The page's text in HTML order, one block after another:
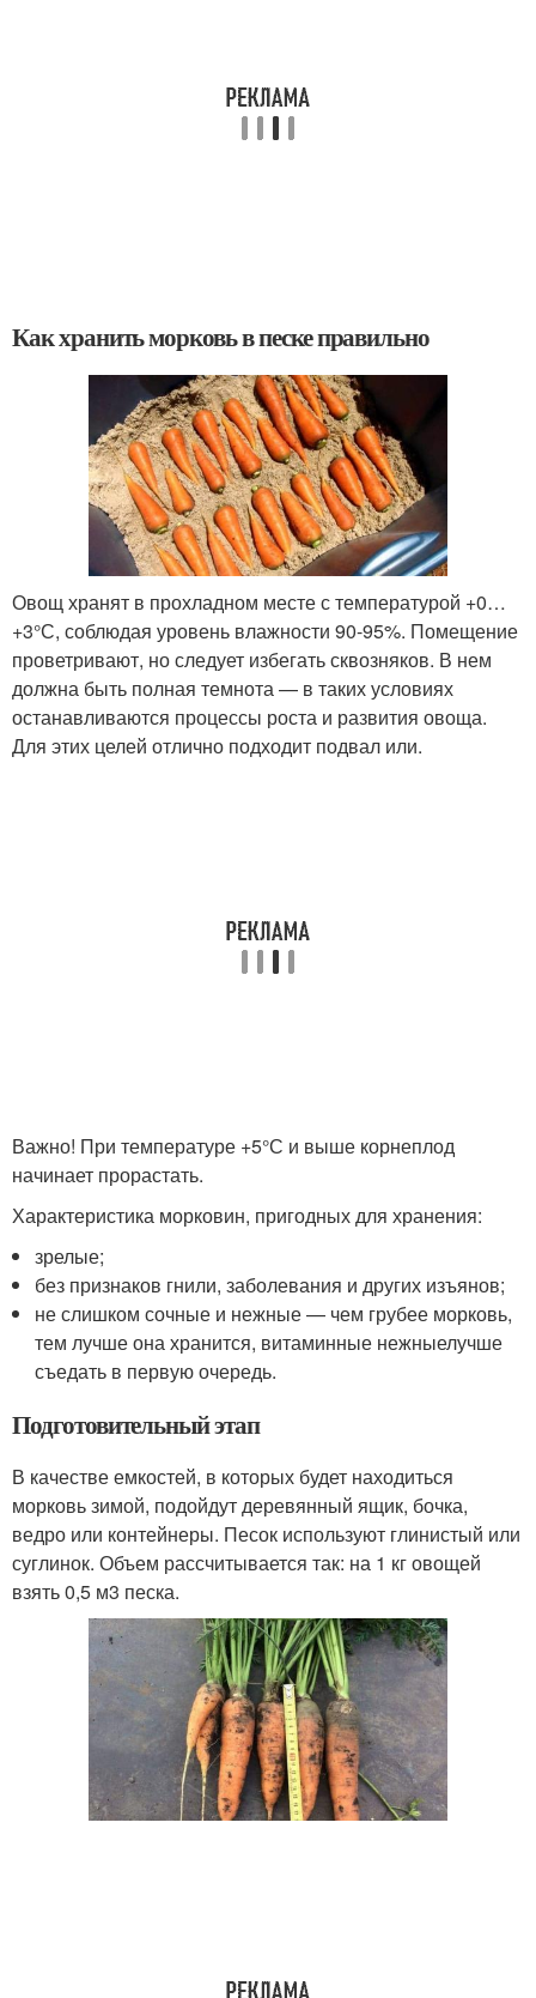
Как хранить морковь в песке правильно
Овощ хранят в прохладном месте с температурой +0…
+3°С, соблюдая уровень влажности 90-95%. Помещение
проветривают, но следует избегать сквозняков. В нем
должна быть полная темнота — в таких условиях
останавливаются процессы роста и развития овоща.
Для этих целей отлично подходит подвал или.
Важно! При температуре +5°С и выше корнеплод
начинает прорастать.
Характеристика морковин, пригодных для хранения:
зрелые;
без признаков гнили, заболевания и других изъянов;
не слишком сочные и нежные — чем грубее морковь,
тем лучше она хранится, витаминные нежныелучше
съедать в первую очередь.
Подготовительный этап
В качестве емкостей, в которых будет находиться
морковь зимой, подойдут деревянный ящик, бочка,
ведро или контейнеры. Песок используют глинистый или
суглинок. Объем рассчитывается так: на 1 кг овощей
взять 0,5 м3 песка.